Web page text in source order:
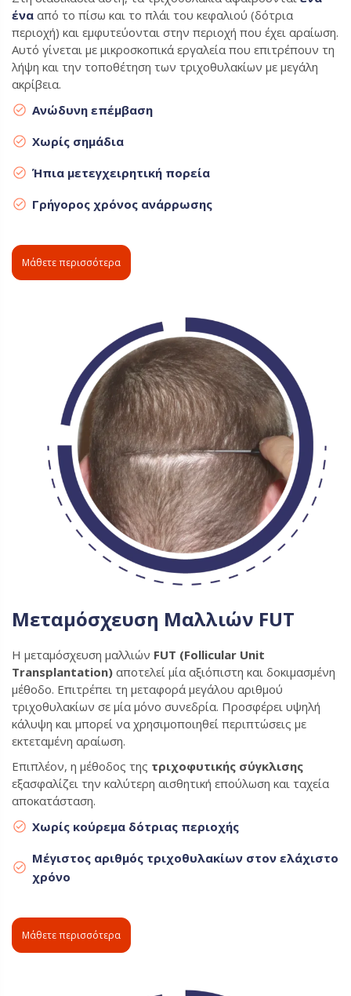
ένα από το πίσω και το πλάι του κεφαλιού (δότρια
περιοχή) και εμφυτεύονται στην περιοχή που έχει αραίωση.
Αυτό γίνεται με μικροσκοπικά εργαλεία που επιτρέπουν τη
λήψη και την τοποθέτηση των τριχοθυλακίων με μεγάλη
ακρίβεια.
Ανώδυνη επέμβαση
Χωρίς σημάδια
Ήπια μετεγχειρητική πορεία
Γρήγορος χρόνος ανάρρωσης
Μάθετε περισσότερα
Μεταμόσχευση Μαλλιών FUT
Η μεταμόσχευση μαλλιών FUT (Follicular Unit
Transplantation) αποτελεί μία αξιόπιστη και δοκιμασμένη
μέθοδο. Επιτρέπει τη μεταφορά μεγάλου αριθμού
τριχοθυλακίων σε μία μόνο συνεδρία. Προσφέρει υψηλή
κάλυψη και μπορεί να χρησιμοποιηθεί περιπτώσεις με
εκτεταμένη αραίωση.
Επιπλέον, η μέθοδος της τριχοφυτικής σύγκλισης
εξασφαλίζει την καλύτερη αισθητική επούλωση και ταχεία
αποκατάσταση.
Χωρίς κούρεμα δότριας περιοχής
Μέγιστος αριθμός τριχοθυλακίων στον ελάχιστο
χρόνο
Μάθετε περισσότερα